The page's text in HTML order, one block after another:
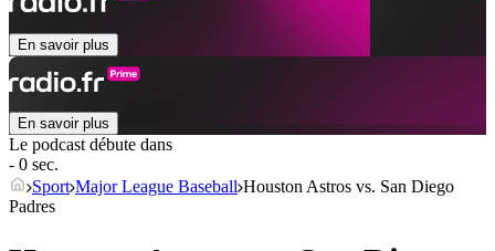
En savoir plus
En savoir plus
Le podcast débute dans
- 0 sec.
Sport Major League Baseball Houston Astros vs. San Diego
Padres